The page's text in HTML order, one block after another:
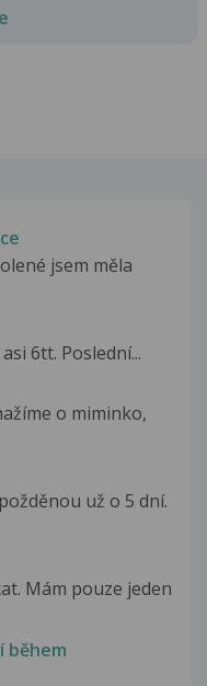
jsem měla
6tt. Poslední...
o miminko,
už o 5 dní.
Mám pouze jeden
během